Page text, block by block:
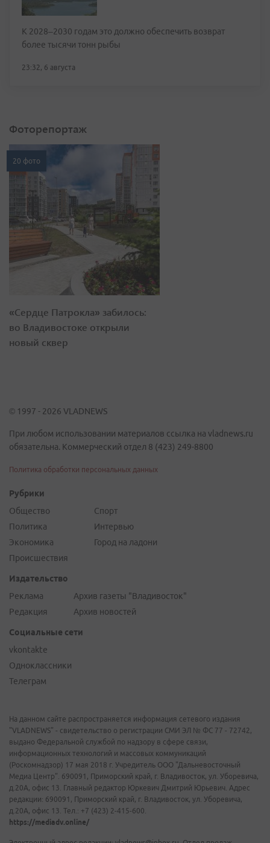
К 2028–2030 годам это должно обеспечить возврат
более тысячи тонн рыбы
23:32, 6 августа
Фоторепортаж
20 фото
«Сердце Патрокла» забилось:
во Владивостоке открыли
новый сквер
© 1997 - 2026 VLADNEWS
При любом использовании материалов ссылка на vladnews.ru
обязательна. Коммерческий отдел 8 (423) 249-8800
Политика обработки персональных данных
Рубрики
Общество
Политика
Экономика
Происшествия
Спорт
Интервью
Город на ладони
Издательство
Реклама
Редакция
Архив газеты "Владивосток"
Архив новостей
Социальные сети
vkontakte
Одноклассники
Телеграм
На данном сайте распространяется информация сетевого издания
"VLADNEWS" - свидетельство о регистрации СМИ ЭЛ № ФС 77 - 72742,
выдано Федеральной службой по надзору в сфере связи,
информационных технологий и массовых коммуникаций
(Роскомнадзор) 17 мая 2018 г. Учредитель ООО "Дальневосточный
Медиа Центр". 690091, Приморский край, г. Владивосток, ул. Уборевича,
д.20А, офис 13. Главный редактор Юркевич Дмитрий Юрьевич. Адрес
редакции: 690091, Приморский край, г. Владивосток, ул. Уборевича,
д.20А, офис 13. Тел.: +7 (423) 2-415-600.
https://mediadv.online/